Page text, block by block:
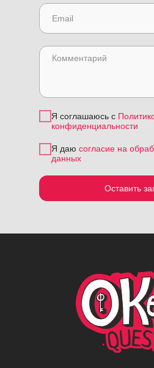
Я соглашаюсь с
конфиденциальности
Я даю согласие на
данных
Оставить